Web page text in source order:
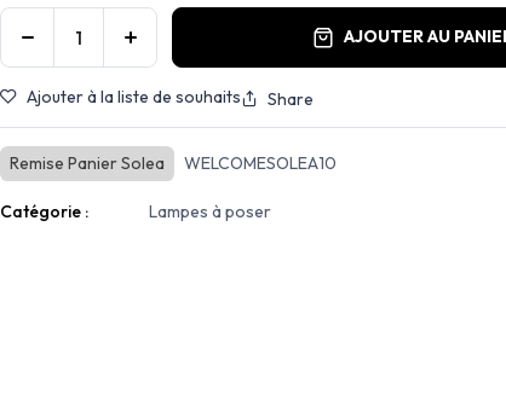
AJOUTER AU
Ajouter à la liste de souhaits Share
Remise Panier Solea WELCOMESOLEA10
Catégorie : Lampes à poser